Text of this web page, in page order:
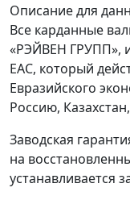
Описание для
Все карданные
«РЭЙВЕН ГРУПП»,
ЕАС, который
Евразийского
Россию,
Заводская
на
устанавливается